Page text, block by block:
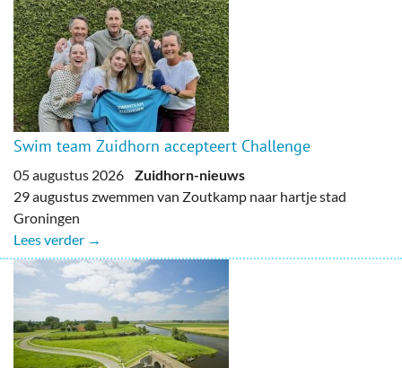
Swim team Zuidhorn accepteert Challenge
05 augustus 2026 Zuidhorn-nieuws
29 augustus zwemmen van Zoutkamp naar hartje stad
Groningen
Lees verder →